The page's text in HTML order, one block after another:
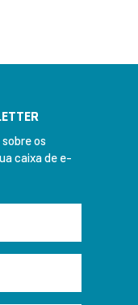
os
caixa de e-